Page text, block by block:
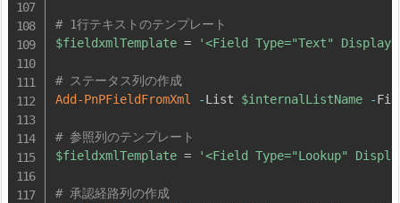
# 1行テキストのテンプレート
$fieldxmlTemplate = '<Field Type="Text"
# ステータス列の作成
Add-PnPFieldFromXml
-List $internalListName -
# 参照列のテンプレート
$fieldxmlTemplate = '<Field Type="Lookup"
# 承認経路列の作成